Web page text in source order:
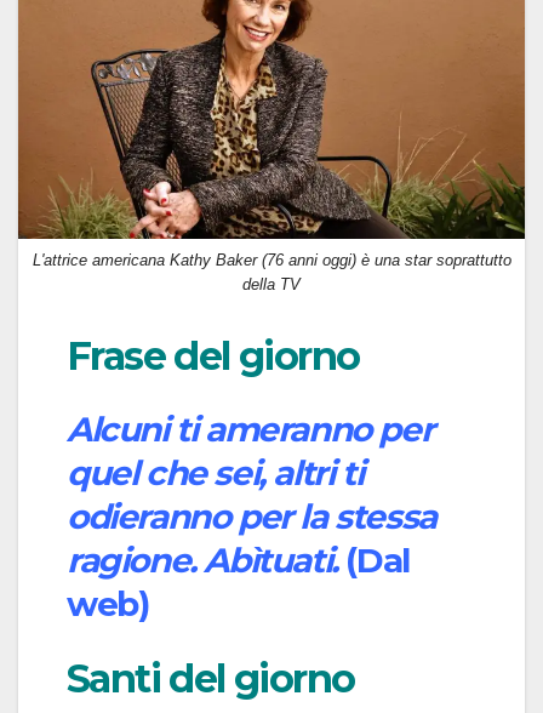
L'attrice americana Kathy Baker (76 anni oggi) è una star soprattutto
della TV
Frase del giorno
Alcuni ti ameranno per
quel che sei, altri ti
odieranno per la stessa
ragione. Abìtuati.(Dal
web)
Santi del giorno